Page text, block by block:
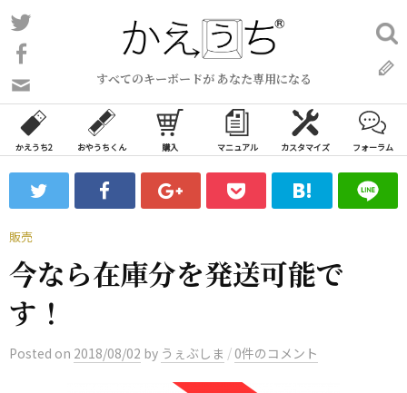
コ
ン
ン
ツ
ス
ッ
プ
すべてのキーボードが あなた専用になる
い
合
わ
フ
ォ
ー
検
索:
かえうち2 おやうちくん 購入 マニュアル カスタマイズ フォーラム
販売
今なら在庫分を発送可能で
す！
Posted on 2018/08/02 by うぇぶしま / 0件のコメント